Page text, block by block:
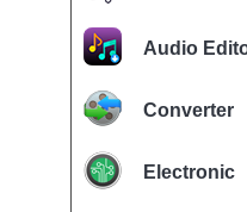
Audio
Converter
Electronic